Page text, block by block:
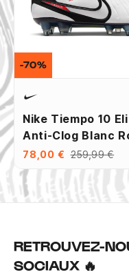
Nike Tiempo 10
Anti-Clog Blanc
78,00 € 259,99 €
-70%
RETROUVEZ-
SOCIAUX 🔥